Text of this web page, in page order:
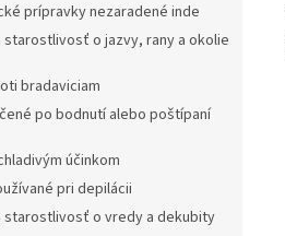
prípravky nezaradené inde
starostlivosť o jazvy, rany a okolie
bradaviciam
po bodnutí alebo poštípaní
účinkom
pri depilácii
starostlivosť o vredy a dekubity